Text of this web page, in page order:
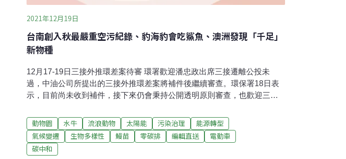
2021年12月19日
台南創入秋最嚴重空污紀錄、豹海豹會吃鯊魚、澳洲發現「千足」
新物種
12月17-19日三接外推環差案待審 環署歡迎潘忠政出席三接遷離公投未
過，中油公司所提出的三接外推環差案將補件後繼續審查。環保署18日表
示，目前尚未收到補件，接下來仍會秉持公開透明原則審查，也歡迎三接
向碳中和 全方位助產業達成減排淨零為了協助台灣產業界掌握零碳排的趨
勢與商機，日前和泰大金舉辦「邁向碳中和時代 大金因應方案研討會」，
共同探討新世代空調與智能控制應用趨勢，並分享大金空調如何滿足當今
科技廠客戶的需求及磁浮式冰機應用於科技廠的實例、說明空調設備如何
動物園 水牛 流浪動物 太陽能 污染治理
能源轉型
氣候變遷
生物多樣性 鰻苗 零碳排 編輯直送
電動車
碳中和